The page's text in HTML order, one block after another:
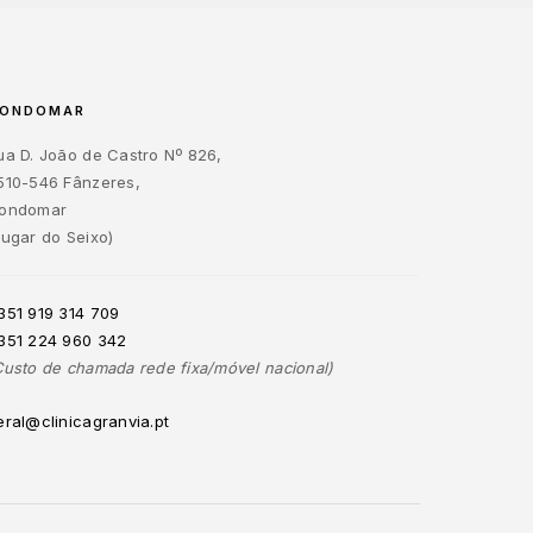
D. João de Castro Nº 826,
546 Fânzeres,
do Seixo)
919 314 709
224 960 342
de chamada rede fixa/móvel nacional)